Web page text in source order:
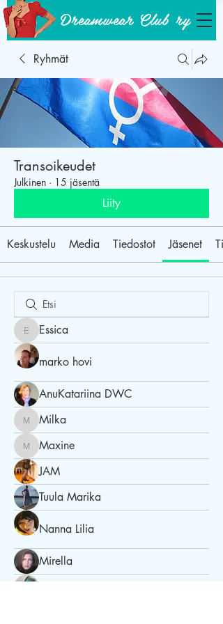
Dreamwear Club ry
Ryhmät
Transoikeudet
Julkinen · 15 jäsentä
Liity
Keskustelu Media Tiedostot Jäsenet
EssicaEssica
marko hovi
AnuKatariina DWC
MilkaMilka
MaxineMaxine
JAM
Tuula Marika
Nanna Lilia
Mirella